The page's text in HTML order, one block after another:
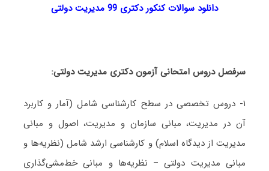
دانلود سوالات کنکور دکتری 99 مدیریت دولتی
سرفصل دروس امتحانی آزمون دکتری مدیریت دولتی:
۱- دروس تخصصی در سطح کارشناسی شامل (آمار و کاربرد
آن در مدیریت، مبانی سازمان و مدیریت، اصول و مبانی
مدیریت از دیدگاه اسلام) و کارشناسی ارشد شامل (نظریه‌ها و
مبانی مدیریت دولتی – نظریه‌ها و مبانی خط‌‌مشی‌گذاری